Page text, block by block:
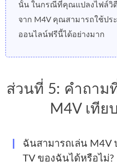
นั้น ในกรณีที่คุณแปลงไฟล์วิ
จาก M4V คุณสามารถใช้ปร
ออนไลน์ฟรีนี้ได้อย่างมาก
ส่วนที่ 5: คำถาม
M4V เทีย
ฉันสามารถเล่น M4V
TV ของฉันได้หรือไม่?